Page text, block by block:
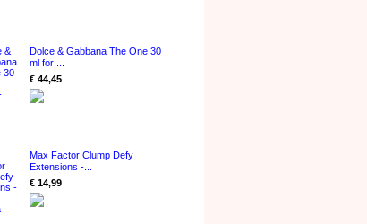
Dolce & Gabbana The One 30
ml for ...
€ 44,45
Max Factor Clump Defy
Extensions -...
€ 14,99